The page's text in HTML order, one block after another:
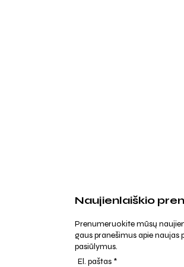
Naujienlaiškio
Prenumeruokite mūsų
gaus pranešimus apie naujas
pasiūlymus.
El. paštas